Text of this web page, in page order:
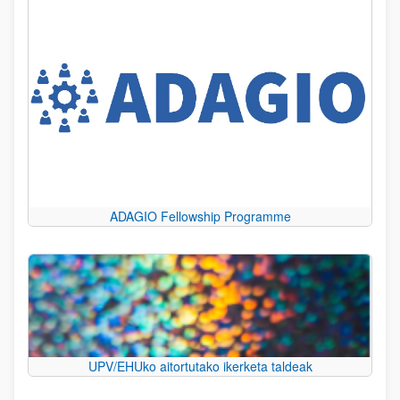
ADAGIO Fellowship Programme
UPV/EHUko aitortutako ikerketa taldeak